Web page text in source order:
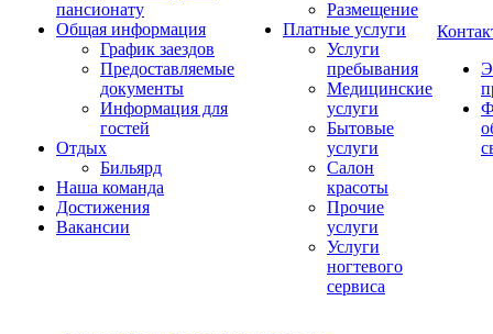
пансионату
Общая информация
График заездов
Предоставляемые
документы
Информация для
гостей
Отдых
Бильярд
Наша команда
Достижения
Вакансии
Размещение
Платные услуги
Услуги
пребывания
Медицинские
услуги
Бытовые
услуги
Салон
красоты
Прочие
услуги
Услуги
ногтевого
сервиса